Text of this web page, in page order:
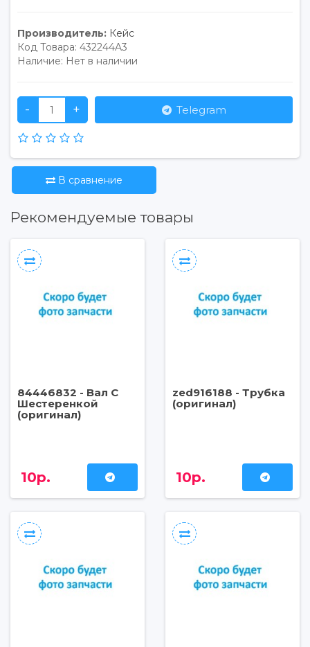
Производитель: Кейс
Код Товара: 432244A3
Наличие: Нет в наличии
- + Telegram
В сравнение
Рекомендуемые товары
84446832 - Вал С
Шестеренкой
(оригинал)
10р.
zed916188 - Трубка
(оригинал)
10р.